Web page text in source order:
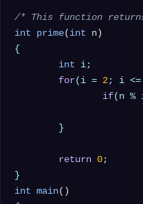
/* This function
int
prime( int n)
{
int i;
for(i = 2; i <=
if(n %
return 0;
int main()